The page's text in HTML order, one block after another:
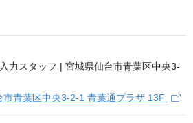
青葉区中央3-2-1 青葉通プラザ 13F